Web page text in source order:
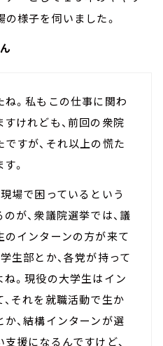
の様子を伺いました。
。私もこの仕事に関わ
けれども、前回の衆院
すが、それ以上の慌た
。
場で困っているという
が、衆議院選挙では、議
のインターンの方が来て
生部とか、各党が持って
。現役の大学生はイン
それを就職活動で生か
、結構インターンが選
援になるんですけど、